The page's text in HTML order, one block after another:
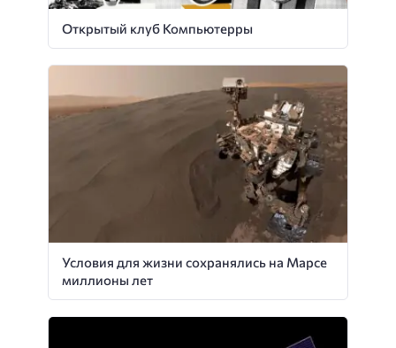
Открытый клуб Компьютерры
Условия для жизни сохранялись на Марсе
миллионы лет